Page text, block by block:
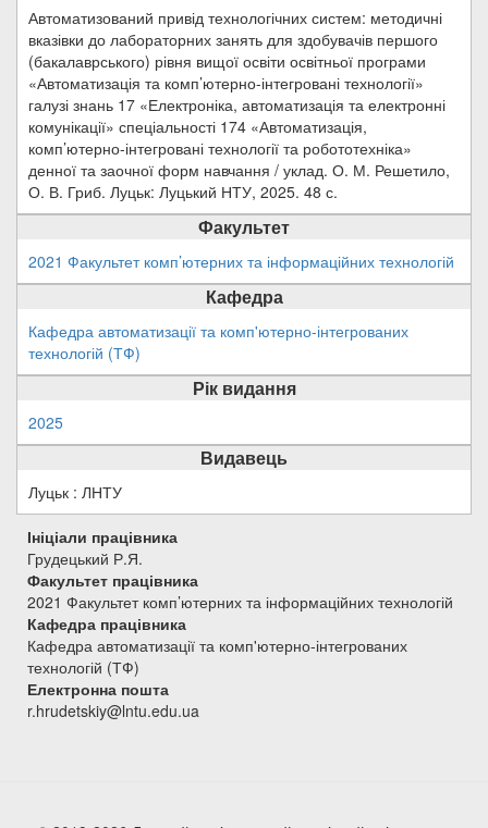
Автоматизований привід технологічних систем: методичні
вказівки до лабораторних занять для здобувачів першого
(бакалаврського) рівня вищої освіти освітньої програми
«Автоматизація та комп’ютерно-інтегровані технології»
галузі знань 17 «Електроніка, автоматизація та електронні
комунікації» спеціальності 174 «Автоматизація,
комп’ютерно-інтегровані технології та робототехніка»
денної та заочної форм навчання / уклад. О. М. Решетило,
О. В. Гриб. Луцьк: Луцький НТУ, 2025. 48 с.
Факультет
2021 Факультет комп’ютерних та інформаційних технологій
Кафедра
Кафедра автоматизації та комп'ютерно-інтегрованих
технологій (ТФ)
Рік видання
2025
Видавець
Луцьк : ЛНТУ
Ініціали працівника
Грудецький Р.Я.
Факультет працівника
2021 Факультет комп’ютерних та інформаційних технологій
Кафедра працівника
Кафедра автоматизації та комп'ютерно-інтегрованих
технологій (ТФ)
Електронна пошта
r.hrudetskiy@lntu.edu.ua